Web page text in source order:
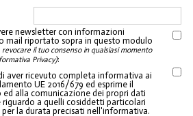
newsletter con informazioni
mail riportato sopra in questo modulo
il tuo consenso in qualsiasi momento
Privacy):
aver ricevuto completa informativa ai
UE 2016/679 ed esprime il
alla comunicazione dei propri dati
a quelli cosiddetti particolari
la durata precisati nell'informativa.